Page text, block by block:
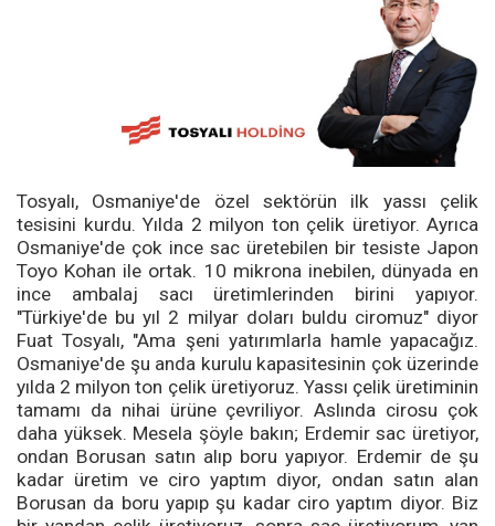
Tosyalı, Osmaniye'de özel sektörün ilk yassı çelik
tesisini kurdu. Yılda 2 milyon ton çelik üretiyor. Ayrıca
Osmaniye'de çok ince sac üretebilen bir tesiste Japon
Toyo Kohan ile ortak. 10 mikrona inebilen, dünyada en
ince ambalaj sacı üretimlerinden birini yapıyor.
"Türkiye'de bu yıl 2 milyar doları buldu ciromuz" diyor
Fuat Tosyalı, "Ama şeni yatırımlarla hamle yapacağız.
Osmaniye'de şu anda kurulu kapasitesinin çok üzerinde
yılda 2 milyon ton çelik üretiyoruz. Yassı çelik üretiminin
tamamı da nihai ürüne çevriliyor. Aslında cirosu çok
daha yüksek. Mesela şöyle bakın; Erdemir sac üretiyor,
ondan Borusan satın alıp boru yapıyor. Erdemir de şu
kadar üretim ve ciro yaptım diyor, ondan satın alan
Borusan da boru yapıp şu kadar ciro yaptım diyor. Biz